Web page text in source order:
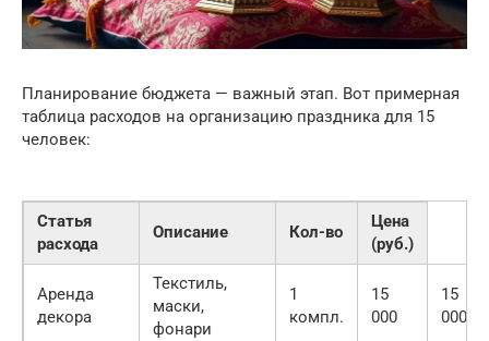
Планирование бюджета — важный этап. Вот примерная
таблица расходов на организацию праздника для 15
человек:
Статья
расхода
Описание Кол-во
Цена
(руб.)
Аренда
декора
Текстиль,
маски,
фонари
1
компл.
15
000
15
000